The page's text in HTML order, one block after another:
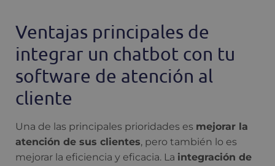
Ventajas principales de
integrar un chatbot con tu
software de atención al
cliente
Una de las principales prioridades es mejorar la
atención de sus clientes, pero también lo es
mejorar la eficiencia y eficacia. La integración de